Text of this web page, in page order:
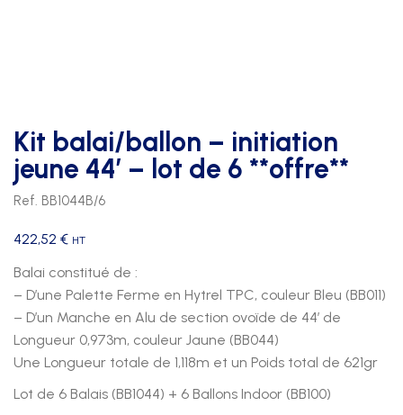
Kit balai/ballon – initiation
jeune 44′ – lot de 6 **offre**
Ref. BB1044B/6
422,52 € HT
Balai constitué de :
– D’une Palette Ferme en Hytrel TPC, couleur Bleu (BB011)
– D’un Manche en Alu de section ovoïde de 44′ de
Longueur 0,973m, couleur Jaune (BB044)
Une Longueur totale de 1,118m et un Poids total de 621gr
Lot de 6 Balais (BB1044) + 6 Ballons Indoor (BB100)